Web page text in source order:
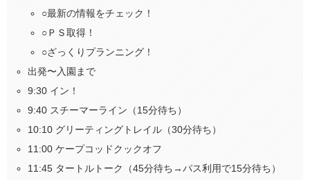
○最新の情報をチェック！
○ＰＳ取得！
○ざっくりプランニング！
出発〜入園まで
9:30 イン！
9:40 スチーマーライン（15分待ち）
10:10 グリーティングトレイル（30分待ち）
11:00 ケープコッドクックオフ
11:45 タートルトーク（45分待ち→パス利用で15分待ち）